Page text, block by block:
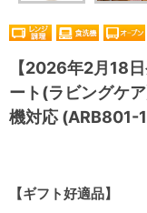
【2026年2月18
ート(ラビングケ
機対応
【ギフト好適品】